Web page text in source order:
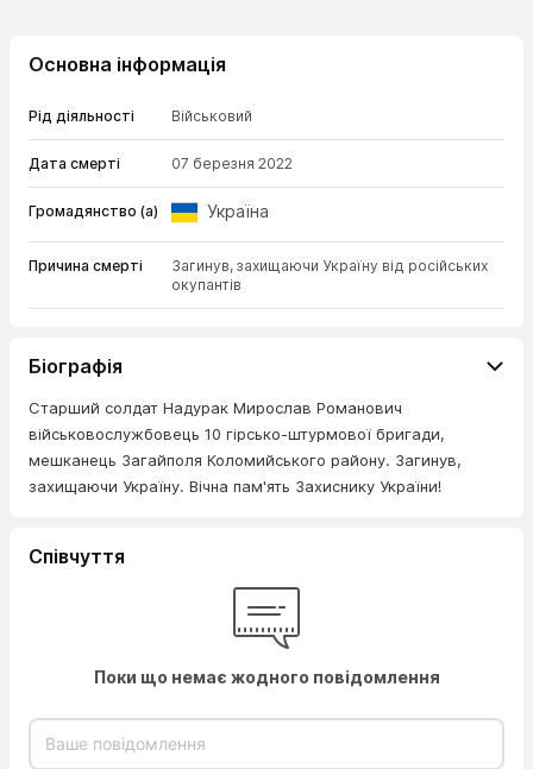
Основна інформація
Рід діяльності Військовий
Дата смерті 07 березня 2022
Громадянство (а) Україна
Причина смерті
Загинув, захищаючи Україну від російських
окупантів
Біографія
Старший солдат Надурак Мирослав Романович
військовослужбовець 10 гірсько-штурмової бригади,
мешканець Загайполя Коломийського району. Загинув,
захищаючи Україну. Вічна пам'ять Захиснику України!
Співчуття
Поки що немає жодного повідомлення